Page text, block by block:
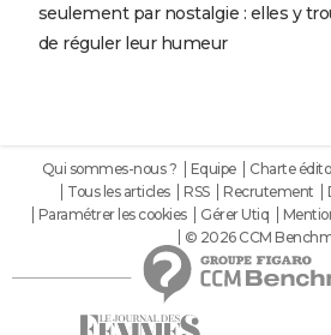
seulement par nostalgie : elles y
de réguler leur humeur
Qui sommes-nous ? Equipe Charte
Tous les articles
RSS Recrutement
Paramétrer les cookies
Gérer Utiq
© 2026 CCM